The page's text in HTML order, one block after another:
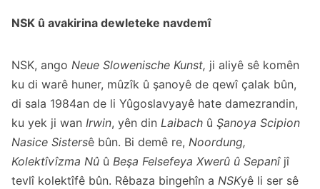
NSK û avakirina dewleteke navdemî
NSK, ango Neue Slowenische Kunst, ji aliyê sê komên
ku di warê huner, mûzîk û şanoyê de qewî çalak bûn,
di sala 1984an de li Yûgoslavyayê hate damezrandin,
ku yek ji wan Irwin, yên din Laibach û Şanoya Scipion
Nasice Sistersê bûn. Bi demê re, Noordung,
Kolektîvîzma Nû û Beşa Felsefeya Xwerû û Sepanîjî
tevlî kolektîfê bûn. Rêbaza bingehîn a NSKyê li ser sê